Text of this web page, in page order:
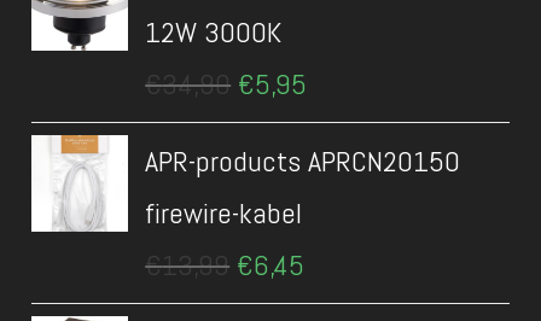
12W 3000K
€34,90 Oorspronkelijke
prijs
€34,90.
€5,95
€5,95.
APR-products APRCN20150
firewire-kabel
€13,99 Oorspronkelijke
prijs
€6,45